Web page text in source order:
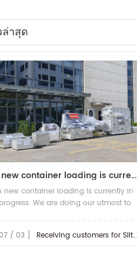
าสุด
A new container loading is currently in progress.
new container loading is currently in
progress. We are doing our utmost to
earliest possible time.
/ 03 ] Receiving customers for Slitting machine with differential Slip Shaft